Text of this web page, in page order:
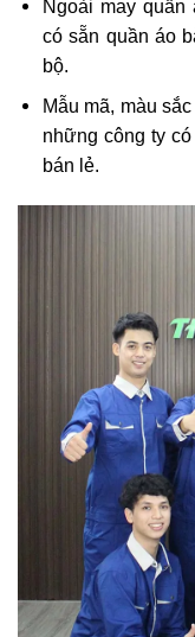
Ngoài may quần
có sẵn quần áo
bộ.
Mẫu mã, màu
những công ty
bán lẻ.